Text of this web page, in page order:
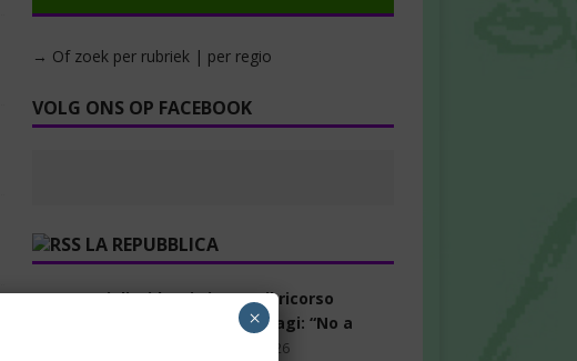
→ Of zoek per rubriek | per regio
VOLG ONS OP FACEBOOK
LA REPUBBLICA
+Europa, i dissidenti vincono il ricorso
sull’elezione del presidente. Magi: “No a
8 augustus 2026
×